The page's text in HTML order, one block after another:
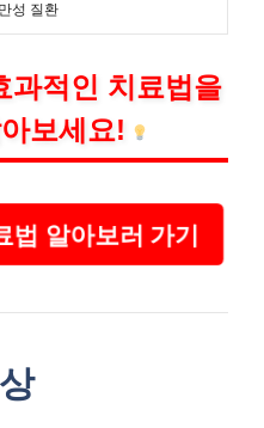
성 질환
과적인 치료법을
보세요!
알아보러 가기